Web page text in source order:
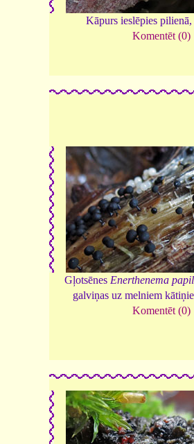
Kāpurs ieslēpies
Komentēt (0)
Gļotsēnes Enerthenema
galviņas uz melniem
Komentēt (0)